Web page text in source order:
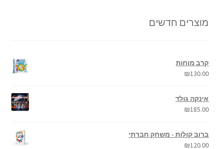
מוצרים חדשים
קרב מוחות
₪130.00
אינקה גולד
₪185.00
ברוב קולות - משחק חברתי
₪120.00